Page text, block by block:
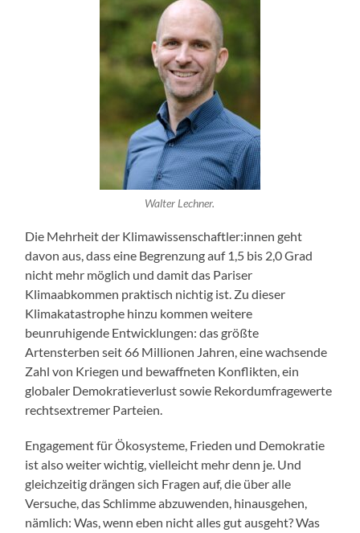
Walter Lechner.
Die Mehrheit der Klimawissenschaftler:innen geht
davon aus, dass eine Begrenzung auf 1,5 bis 2,0 Grad
nicht mehr möglich und damit das Pariser
Klimaabkommen praktisch nichtig ist. Zu dieser
Klimakatastrophe hinzu kommen weitere
beunruhigende Entwicklungen: das größte
Artensterben seit 66 Millionen Jahren, eine wachsende
Zahl von Kriegen und bewaffneten Konflikten, ein
globaler Demokratieverlust sowie Rekordumfragewerte
rechtsextremer Parteien.
Engagement für Ökosysteme, Frieden und Demokratie
ist also weiter wichtig, vielleicht mehr denn je. Und
gleichzeitig drängen sich Fragen auf, die über alle
Versuche, das Schlimme abzuwenden, hinausgehen,
nämlich: Was, wenn eben nicht alles gut ausgeht? Was